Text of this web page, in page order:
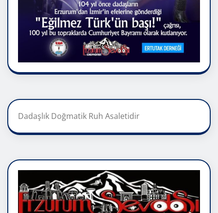
Dadaşlık Doğmatik Ruh Asaletidir